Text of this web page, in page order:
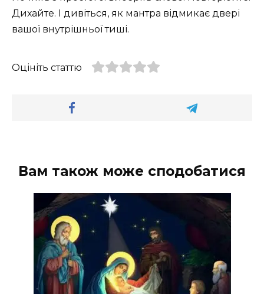
Дихайте. І дивіться, як мантра відмикає двері
вашої внутрішньої тиші.
Оцініть статтю
Вам також може сподобатися